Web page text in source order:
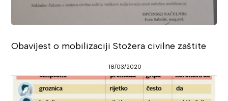
Obavijest o mobilizaciji Stožera civilne zaštite
18/03/2020